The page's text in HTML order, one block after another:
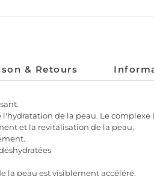
& Retours
l'hydratation de la peau. Le
et la revitalisation de la peau.
la peau est visiblement accéléré.